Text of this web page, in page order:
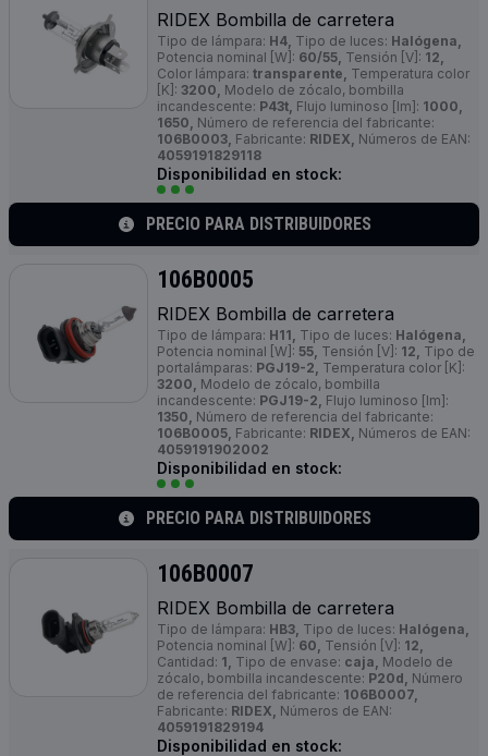
RIDEX Bombilla de carretera
Tipo de lámpara: H4, Tipo de luces: Halógena,
Potencia nominal [W]: 60/55, Tensión [V]: 12,
Color lámpara: transparente, Temperatura color
[K]: 3200, Modelo de zócalo, bombilla
incandescente: P43t, Flujo luminoso [lm]: 1000,
1650, Número de referencia del fabricante:
106B0003, Fabricante: RIDEX, Números de EAN:
4059191829118
Disponibilidad en stock:
PRECIO PARA DISTRIBUIDORES
106B0005
RIDEX Bombilla de carretera
Tipo de lámpara: H11, Tipo de luces: Halógena,
Potencia nominal [W]: 55, Tensión [V]: 12, Tipo de
portalámparas: PGJ19-2, Temperatura color [K]:
3200, Modelo de zócalo, bombilla
incandescente: PGJ19-2, Flujo luminoso [lm]:
1350, Número de referencia del fabricante:
106B0005, Fabricante: RIDEX, Números de EAN:
4059191902002
Disponibilidad en stock:
PRECIO PARA DISTRIBUIDORES
106B0007
RIDEX Bombilla de carretera
Tipo de lámpara: HB3, Tipo de luces: Halógena,
Potencia nominal [W]: 60, Tensión [V]: 12,
Cantidad: 1, Tipo de envase: caja, Modelo de
zócalo, bombilla incandescente: P20d, Número
de referencia del fabricante: 106B0007,
Fabricante: RIDEX, Números de EAN:
4059191829194
Disponibilidad en stock: